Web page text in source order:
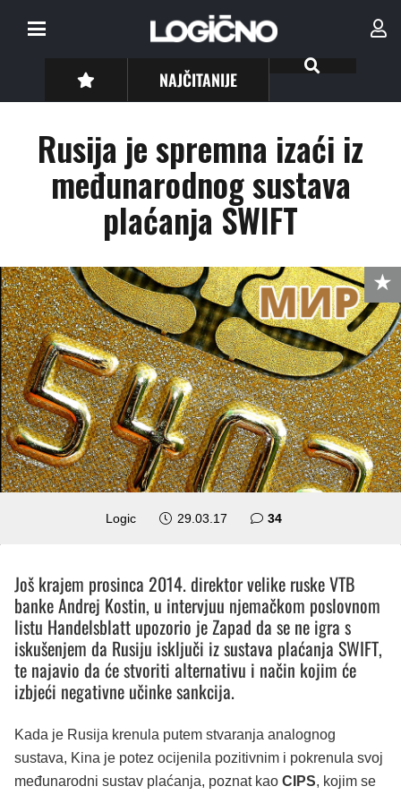
NAJČITANIJE
Rusija je spremna izaći iz
međunarodnog sustava
plaćanja SWIFT
Logic 29.03.17 34komentara
Još krajem prosinca 2014. direktor velike ruske VTB
banke Andrej Kostin, u intervjuu njemačkom poslovnom
listu Handelsblatt upozorio je Zapad da se ne igra s
iskušenjem da Rusiju isključi iz sustava plaćanja SWIFT,
te najavio da će stvoriti alternativu i način kojim će
izbjeći negativne učinke sankcija.
Kada je Rusija krenula putem stvaranja analognog
sustava, Kina je potez ocijenila pozitivnim i pokrenula svoj
međunarodni sustav plaćanja, poznat kao CIPS, kojim se